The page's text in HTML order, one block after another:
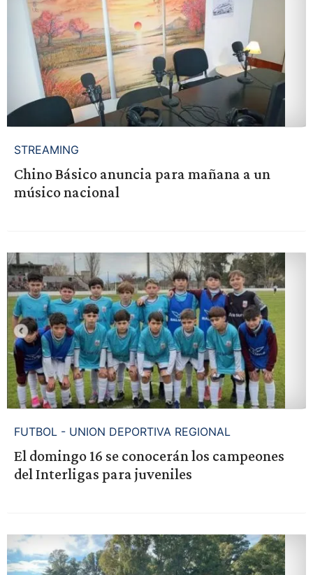
STREAMING
Chino Básico anuncia para mañana a un
músico nacional
FUTBOL - UNION DEPORTIVA REGIONAL
El domingo 16 se conocerán los campeones
del Interligas para juveniles